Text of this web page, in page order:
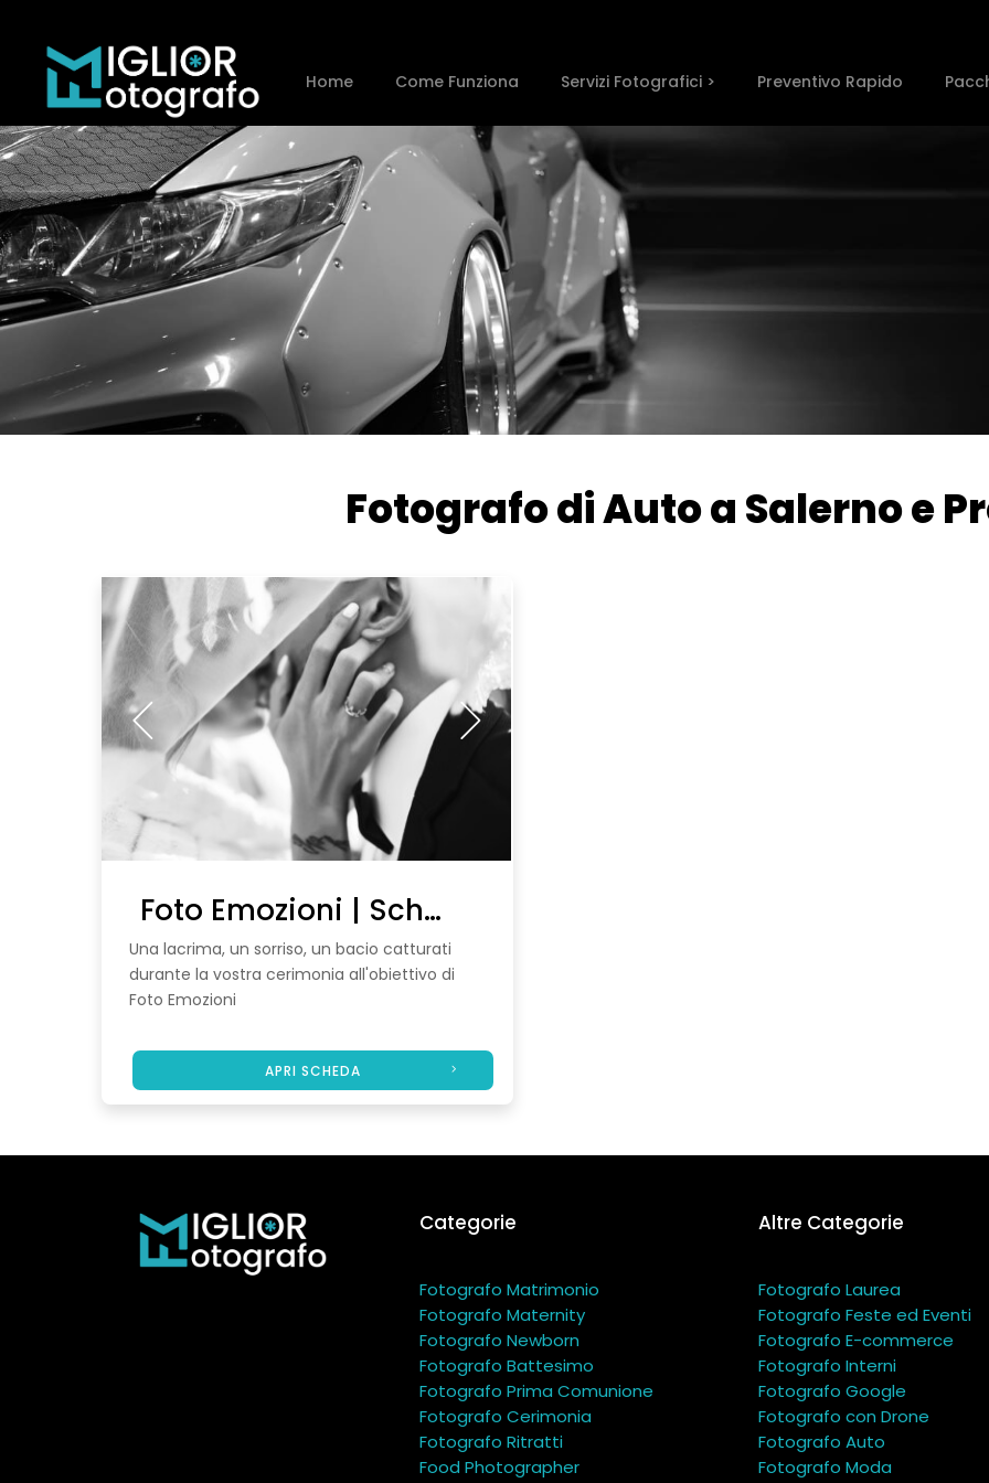
Home Come Funziona Servizi Fotografici > Preventivo Rapido
Fotografo di Auto a Salerno e
Foto Emozioni | Scheda Prova
Una lacrima, un sorriso, un bacio catturati
durante la vostra cerimonia all'obiettivo di
Foto Emozioni
APRI SCHEDA
Categorie
Fotografo Matrimonio
Fotografo Maternity
Fotografo Newborn
Fotografo Battesimo
Fotografo Prima Comunione
Fotografo Cerimonia
Fotografo Ritratti
Food Photographer
Altre Categorie
Fotografo Laurea
Fotografo Feste ed Eventi
Fotografo E-commerce
Fotografo Interni
Fotografo Google
Fotografo con Drone
Fotografo Auto
Fotografo Moda